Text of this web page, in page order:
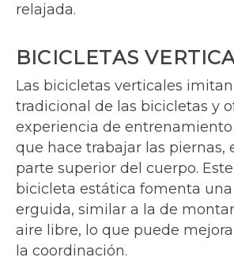
relajada.
BICICLETAS
Las bicicletas verticales
tradicional de las bicicletas y
experiencia de
que hace trabajar las piernas,
parte superior del cuerpo.
bicicleta estática fomenta
erguida, similar a la de
aire libre, lo que puede
la coordinación.